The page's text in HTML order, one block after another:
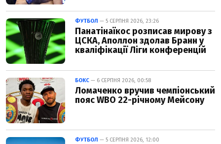
ФУТБОЛ — 5 СЕРПНЯ 2026, 23:26
Панатінаїкос розписав мирову з
ЦСКА, Аполлон здолав Бранн у
кваліфікації Ліги конференцій
БОКС — 6 СЕРПНЯ 2026, 00:58
Ломаченко вручив чемпіонський
пояс WBO 22-річному Мейсону
ФУТБОЛ — 5 СЕРПНЯ 2026, 12:00